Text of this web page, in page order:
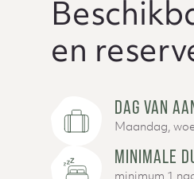
en
DAG VAN
Maandag,
MINIMALE